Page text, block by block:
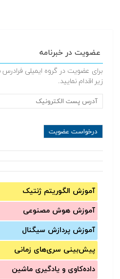
عضویت در خبرنامه
برای عضویت در گروه ایمیلی
زیر اقدام نمایید.
آموزش الگوریتم ژنتیک
آموزش‌ هوش مصنوعی
آموزش‌ پردازش سیگنال
پیش‌‌بینی سری‌‌های زمانی
داده‌کاوی و یادگیری ماشین